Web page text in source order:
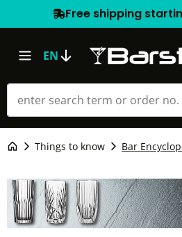
Free shipping
EN
Things to know Bar